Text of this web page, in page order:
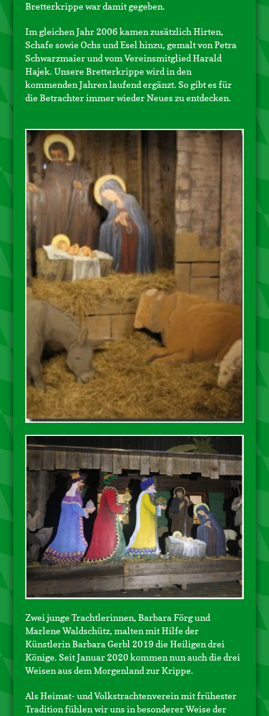
Bretterkrippe war damit gegeben.
Im gleichen Jahr 2006 kamen zusätzlich Hirten,
Schafe sowie Ochs und Esel hinzu, gemalt von Petra
Schwarzmaier und vom Vereinsmitglied Harald
Hajek. Unsere Bretterkrippe wird in den
kommenden Jahren laufend ergänzt. So gibt es für
die Betrachter immer wieder Neues zu entdecken.
Zwei junge Trachtlerinnen, Barbara Förg und
Marlene Waldschütz, malten mit Hilfe der
Künstlerin Barbara Gerbl 2019 die Heiligen drei
Könige. Seit Januar 2020 kommen nun auch die drei
Weisen aus dem Morgenland zur Krippe.
Als Heimat- und Volkstrachtenverein mit frühester
Tradition fühlen wir uns in besonderer Weise der